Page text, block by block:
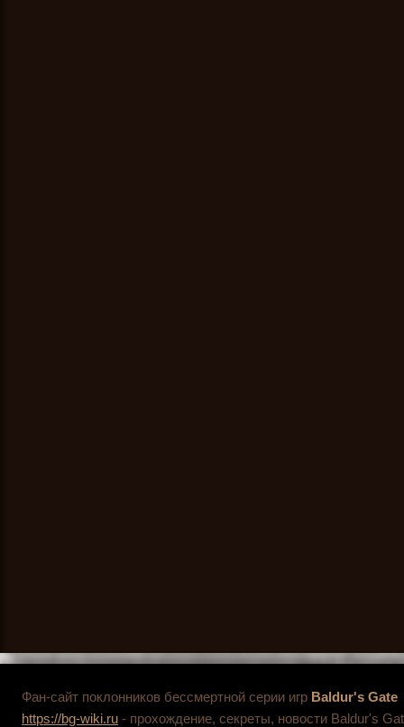
Фан-сайт поклонников бессмертной серии игр Baldur's Gate
https://bg-wiki.ru - прохождение, секреты, новости Baldur's